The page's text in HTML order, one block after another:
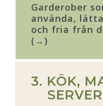
Garderober
använda,
och fria från
(→)
3. KÖK,